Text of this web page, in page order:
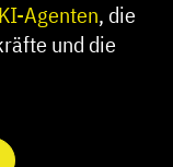
KI-Agenten, die
und die